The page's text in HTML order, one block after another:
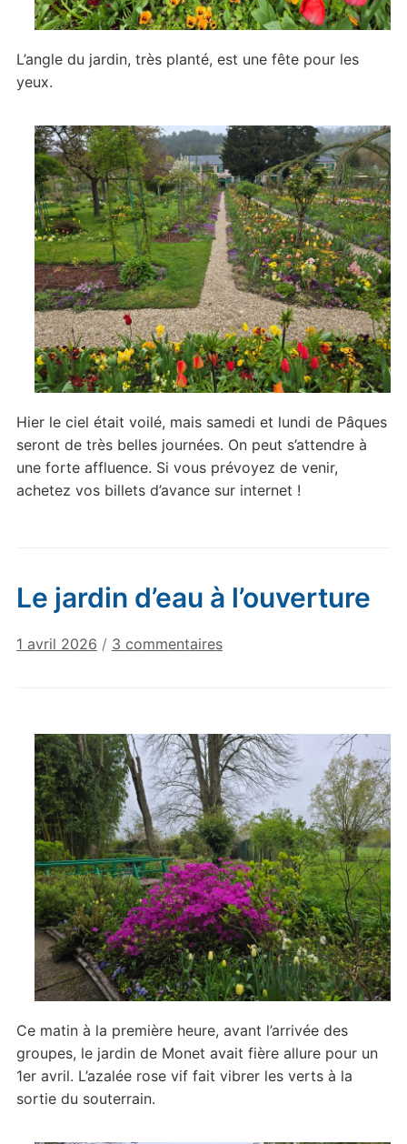
L’angle du jardin, très planté, est une fête pour les
yeux.
Hier le ciel était voilé, mais samedi et lundi de Pâques
seront de très belles journées. On peut s’attendre à
une forte affluence. Si vous prévoyez de venir,
achetez vos billets d’avance sur internet !
Le jardin d’eau à l’ouverture
1 avril 2026 / 3 commentairessur
à
l’ouverture
Ce matin à la première heure, avant l’arrivée des
groupes, le jardin de Monet avait fière allure pour un
1er avril. L’azalée rose vif fait vibrer les verts à la
sortie du souterrain.